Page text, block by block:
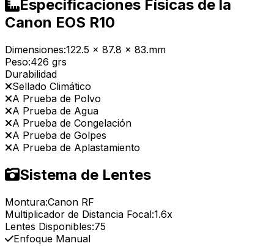
Especificaciones Físicas de la
Canon EOS R10
Dimensiones:122.5 x 87.8 x 83.mm
Peso:426 grs
Durabilidad
Sellado Climático
A Prueba de Polvo
A Prueba de Agua
A Prueba de Congelación
A Prueba de Golpes
A Prueba de Aplastamiento
Sistema de Lentes
Montura:Canon RF
Multiplicador de Distancia Focal:1.6x
Lentes Disponibles:75
Enfoque Manual